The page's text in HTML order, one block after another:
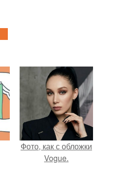
Фото, как с обложки
Vogue.